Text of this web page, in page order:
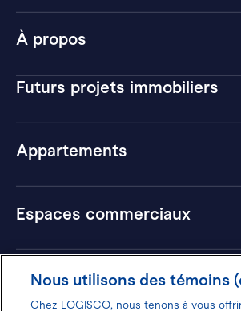
À propos
Futurs projets immobiliers
Appartements
Espaces commerciaux
Hôtels
Nous utilisons des témoins
Chez LOGISCO, nous tenons à vous